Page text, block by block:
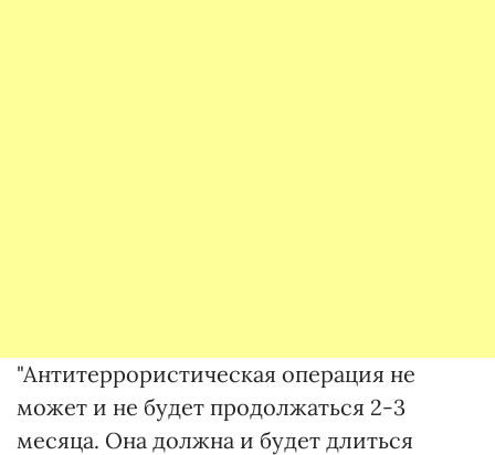
"Антитеррористическая операция не
может и не будет продолжаться 2-3
месяца. Она должна и будет длиться